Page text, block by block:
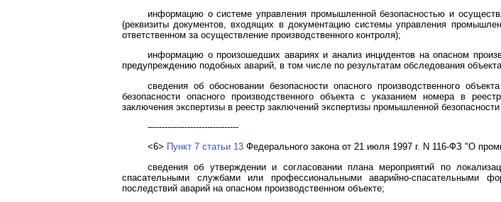
информацию о системе управления промышленной безопасностью и
(реквизиты документов, входящих в документацию системы управления
ответственном за осуществление производственного контроля);
информацию о произошедших авариях и анализ инцидентов на опасном
предупреждению подобных аварий, в том числе по результатам обследования
сведения об обосновании безопасности опасного производственного
безопасности опасного производственного объекта с указанием номера в
заключения экспертизы в реестр заключений экспертизы промышленной
--------------------------------
<6> Пункт 7 статьи 13 Федерального закона от 21 июля 1997 г. N 116-ФЗ "О
сведения об утверждении и согласовании плана мероприятий по
спасательными службами или профессиональными аварийно-спасательными
последствий аварий на опасном производственном объекте;